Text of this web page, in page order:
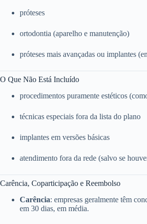
próteses
ortodontia (aparelho e manutenção)
próteses mais avançadas ou implantes
O Que Não Está Incluído
procedimentos puramente estéticos
técnicas especiais fora da lista do plano
implantes em versões básicas
atendimento fora da rede (salvo se
Carência, Coparticipação e Reembolso
Carência: empresas geralmente têm
em 30 dias, em média.